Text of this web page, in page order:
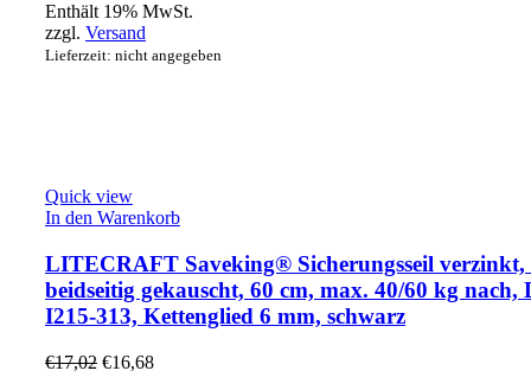
Enthält 19% MwSt.
zzgl. Versand
Lieferzeit: nicht angegeben
Quick view
In den Warenkorb
LITECRAFT Saveking® Sicherungsseil verzinkt,
beidseitig gekauscht, 60 cm, max. 40/60 kg nach,
I215-313, Kettenglied 6 mm, schwarz
€17,02 €16,68